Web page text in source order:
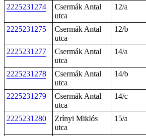
2225231274
Csermák Antal
utca
12/a
2225231275
Csermák Antal
utca
12/b
2225231277
Csermák Antal
utca
14/a
2225231278
Csermák Antal
utca
14/b
2225231279
Csermák Antal
utca
14/c
2225231280
Zrínyi Miklós
utca
15/a